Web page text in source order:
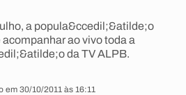
a popula&ccedil;&atilde;o
ao vivo toda a
da TV ALPB.
em 30/10/2011 às 16:11